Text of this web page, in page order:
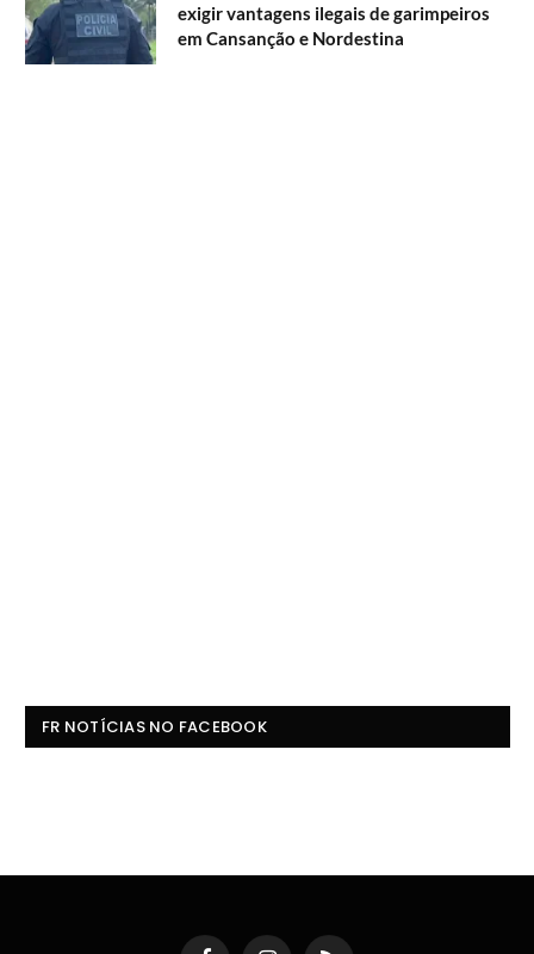
exigir vantagens ilegais de garimpeiros
em Cansanção e Nordestina
FR NOTÍCIAS NO FACEBOOK